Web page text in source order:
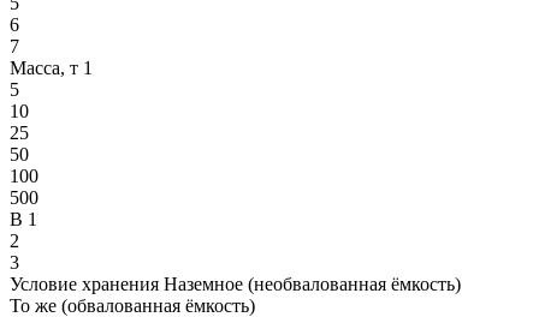
6
7
Масса, т 1
5
10
25
50
100
500
В 1
2
3
Условие хранения Наземное (необвалованная ёмкость)
То же (обвалованная ёмкость)